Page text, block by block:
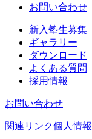
お問い合わせ
新入塾生募集
ギャラリー
ダウンロード
よくある質問
採用情報
お問い合わせ
関連リンク個人情